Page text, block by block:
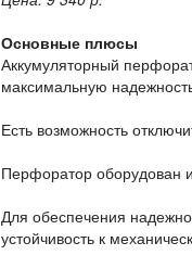
Основные плюсы
Аккумуляторный
максимальную
Есть возможность
Перфоратор оборудован
Для обеспечения
устойчивость к